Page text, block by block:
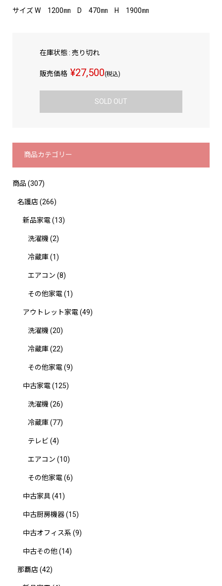
サイズ W 1200㎜ D 470㎜ H 1900㎜
在庫状態 : 売り切れ
販売価格 ¥27,500(税込)
SOLD OUT
商品カテゴリー
商品 (307)
名護店(266)
新品家電(13)
洗濯機 (2)
冷蔵庫(1)
エアコン (8)
その他家電(1)
アウトレット家電(49)
洗濯機 (20)
冷蔵庫(22)
その他家電(9)
中古家電(125)
洗濯機 (26)
冷蔵庫(77)
テレビ (4)
エアコン (10)
その他家電(6)
中古家具(41)
中古厨房機器(15)
中古オフィス系 (9)
中古その他(14)
那覇店(42)